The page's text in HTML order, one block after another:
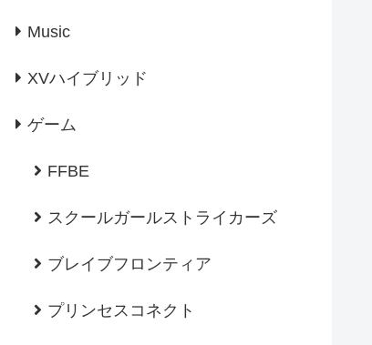
Music
XVハイブリッド
ゲーム
FFBE
スクールガールストライカーズ
ブレイブフロンティア
プリンセスコネクト